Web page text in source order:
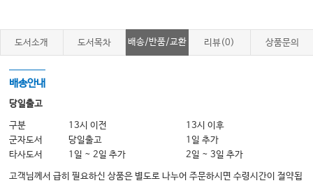
11 Case Studies in Ultrasonic Debridement 226
Index 248
도서소개 도서목차 배송/반품/교환 리뷰(0) 상품문의
배송안내
당일출고
구분 13시 이전
13시 이후
군자도서
당일출고
1일 추가
타사도서
1일 ~ 2일 추가 2일 ~ 3일 추가
고객님께서 급히 필요하신 상품은 별도로 나누어 주문하시면 수령시간이 절약됩